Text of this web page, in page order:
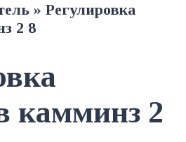
» Регулировка
2 8
камминз 2